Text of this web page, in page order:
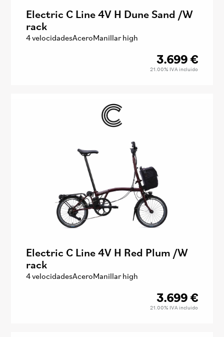
Electric C Line 4V H Dune Sand /W
rack
4 velocidadesAceroManillar high
3.699 €
21.00% IVA incluido
Electric C Line 4V H Red Plum /W
rack
4 velocidadesAceroManillar high
3.699 €
21.00% IVA incluido